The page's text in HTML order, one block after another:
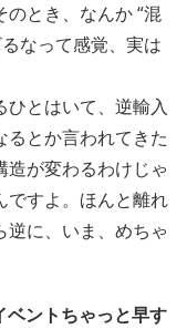
とき、なんか “混
なって感覚、実は
とはいて、逆輸入
るとか言われてきた
造が変わるわけじゃ
ですよ。ほんと離れ
逆に、いま、めちゃ
ントちゃっと早す